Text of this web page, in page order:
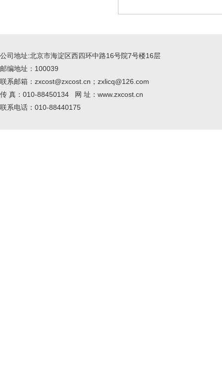
公司地址:北京市海淀区西四环中路16号院7号楼16层
邮编地址：100039
联系邮箱：zxcost@zxcost.cn；zxlicq@126.com
传 真：010-88450134 网 址：www.zxcost.cn
联系电话：010-88440175